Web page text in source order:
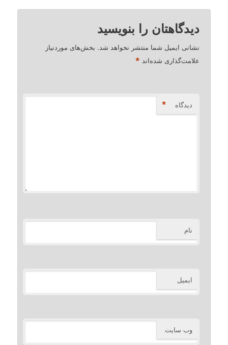
دیدگاهتان را بنویسید
نشانی ایمیل شما منتشر نخواهد شد. بخش‌های موردنیاز
علامت‌گذاری شده‌اند *
دیدگاه *
نام
ایمیل
وب‌ سایت